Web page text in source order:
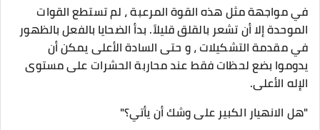
في مواجهة مثل هذه القوة المرعبة ، لم تستطع القوات
الموحدة إلا أن تشعر بالقلق قليلاً. بدأ الضحايا بالفعل بالظهور
في مقدمة التشكيلات ، و حتى السادة الأعلى يمكن أن
يدوموا بضع لحظات فقط عند محاربة الحشرات على مستوى
الإله الأعلى.
"هل الانهيار الكبير على وشك أن يأتي؟"